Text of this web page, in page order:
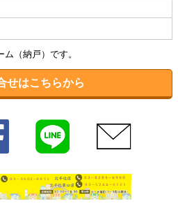
（納戸）です。
せはこちらから
Facebook